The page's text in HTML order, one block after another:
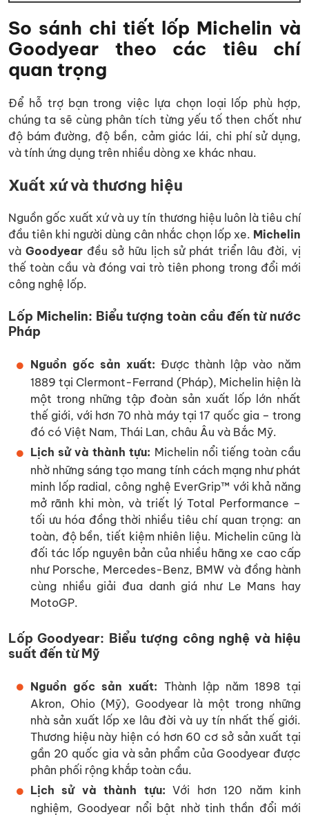
So sánh chi tiết lốp Michelin và
Goodyear theo các tiêu chí
quan trọng
Để hỗ trợ bạn trong việc lựa chọn loại lốp phù hợp,
chúng ta sẽ cùng phân tích từng yếu tố then chốt như
độ bám đường, độ bền, cảm giác lái, chi phí sử dụng,
và tính ứng dụng trên nhiều dòng xe khác nhau.
Xuất xứ và thương hiệu
Nguồn gốc xuất xứ và uy tín thương hiệu luôn là tiêu chí
đầu tiên khi người dùng cân nhắc chọn lốp xe. Michelin
và Goodyearđều sở hữu lịch sử phát triển lâu đời, vị
thế toàn cầu và đóng vai trò tiên phong trong đổi mới
công nghệ lốp.
Lốp Michelin: Biểu tượng toàn cầu đến từ nước
Pháp
Nguồn gốc sản xuất: Được thành lập vào năm
1889 tại Clermont-Ferrand (Pháp), Michelin hiện là
một trong những tập đoàn sản xuất lốp lớn nhất
thế giới, với hơn 70 nhà máy tại 17 quốc gia – trong
đó có Việt Nam, Thái Lan, châu Âu và Bắc Mỹ.
Lịch sử và thành tựu: Michelin nổi tiếng toàn cầu
nhờ những sáng tạo mang tính cách mạng như phát
minh lốp radial, công nghệ EverGrip™ với khả năng
mở rãnh khi mòn, và triết lý Total Performance –
tối ưu hóa đồng thời nhiều tiêu chí quan trọng: an
toàn, độ bền, tiết kiệm nhiên liệu. Michelin cũng là
đối tác lốp nguyên bản của nhiều hãng xe cao cấp
như Porsche, Mercedes-Benz, BMW và đồng hành
cùng nhiều giải đua danh giá như Le Mans hay
MotoGP.
Lốp Goodyear: Biểu tượng công nghệ và hiệu
suất đến từ Mỹ
Nguồn gốc sản xuất: Thành lập năm 1898 tại
Akron, Ohio (Mỹ), Goodyear là một trong những
nhà sản xuất lốp xe lâu đời và uy tín nhất thế giới.
Thương hiệu này hiện có hơn 60 cơ sở sản xuất tại
gần 20 quốc gia và sản phẩm của Goodyear được
phân phối rộng khắp toàn cầu.
Lịch sử và thành tựu: Với hơn 120 năm kinh
nghiệm, Goodyear nổi bật nhờ tinh thần đổi mới